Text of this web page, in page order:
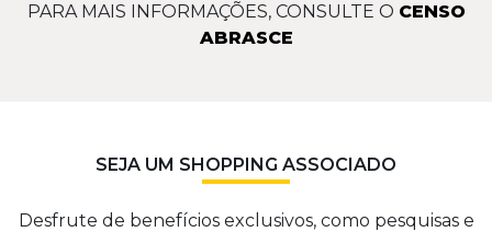
PARA MAIS INFORMAÇÕES, CONSULTE O CENSO
ABRASCE
SEJA UM SHOPPING ASSOCIADO
Desfrute de benefícios exclusivos, como pesquisas e